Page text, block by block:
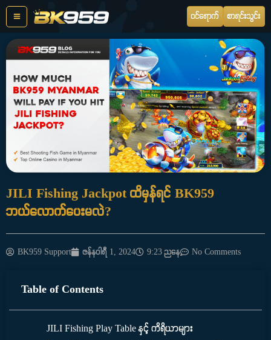
Skip
content
ဝင်ရောက် စာရင်းသွင်း
JILI Fishing Jackpot ထိမှန်ရင် BK959
ဘယ်လောက်ပေးမလဲ?
BK959 Support ဇန်နဝါရီ 1, 2024 9:23 ညနေ No Comments
Table of Contents
JILI Fishing Play Table နှင့် ကိရိယာများ